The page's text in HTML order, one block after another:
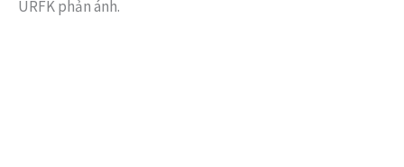
URFK phản ánh.